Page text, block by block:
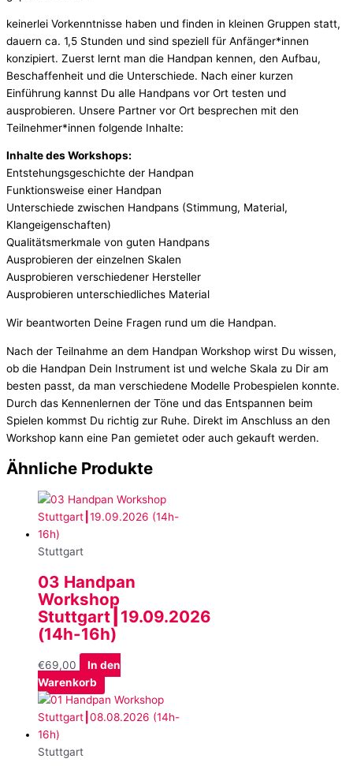
keinerlei Vorkenntnisse haben und finden in kleinen Gruppen statt,
dauern ca. 1,5 Stunden und sind speziell für Anfänger*innen
konzipiert. Zuerst lernt man die Handpan kennen, den Aufbau,
Beschaffenheit und die Unterschiede. Nach einer kurzen
Einführung kannst Du alle Handpans vor Ort testen und
ausprobieren. Unsere Partner vor Ort besprechen mit den
Teilnehmer*innen folgende Inhalte:
Inhalte des Workshops:
Entstehungsgeschichte der Handpan
Funktionsweise einer Handpan
Unterschiede zwischen Handpans (Stimmung, Material,
Klangeigenschaften)
Qualitätsmerkmale von guten Handpans
Ausprobieren der einzelnen Skalen
Ausprobieren verschiedener Hersteller
Ausprobieren unterschiedliches Material
Wir beantworten Deine Fragen rund um die Handpan.
Nach der Teilnahme an dem Handpan Workshop wirst Du wissen,
ob die Handpan Dein Instrument ist und welche Skala zu Dir am
besten passt, da man verschiedene Modelle Probespielen konnte.
Durch das Kennenlernen der Töne und das Entspannen beim
Spielen kommst Du richtig zur Ruhe. Direkt im Anschluss an den
Workshop kann eine Pan gemietet oder auch gekauft werden.
Ähnliche Produkte
Stuttgart
03 Handpan
Workshop
Stuttgart┃19.09.2026
(14h-16h)
€69,00
In den
Warenkorb
Stuttgart